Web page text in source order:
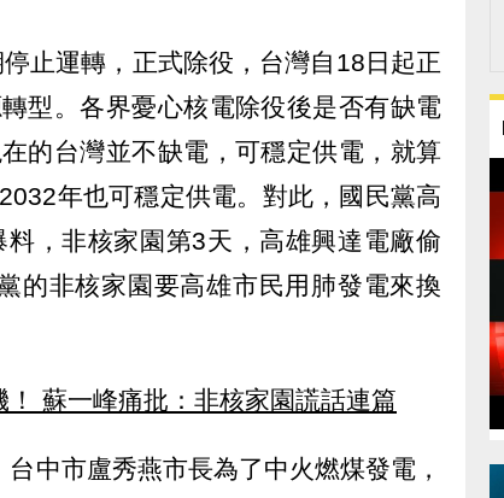
止運轉，正式除役，台灣自18日起正
型。各界憂心核電除役後是否有缺電
的台灣並不缺電，可穩定供電，就算
年也可穩定供電。對此，國民黨高
，非核家園第3天，高雄興達電廠偷
的非核家園要高雄市民用肺發電來換
！ 蘇一峰痛批：非核家園謊話連篇
台中市盧秀燕市長為了中火燃煤發電，